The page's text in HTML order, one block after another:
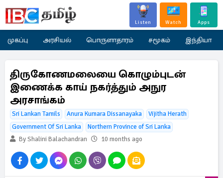
Listen Watch Apps
முகப்பு அரசியல் பொருளாதாரம் சமூகம் இந்தியா
திருகோணமலையை கொழும்புடன்
இணைக்க காய் நகர்த்தும் அநுர
அரசாங்கம்
Sri Lankan Tamils Anura Kumara Dissanayaka
Vijitha Herath
Government Of Sri Lanka
Northern Province of Sri Lanka
By Shalini Balachandran
10 months ago